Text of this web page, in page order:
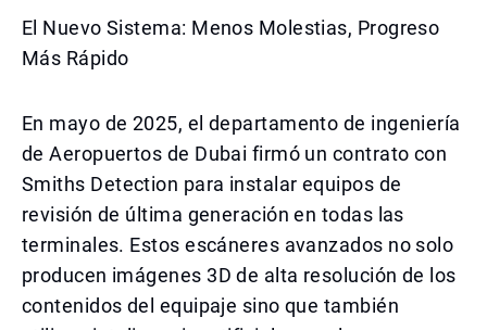
El Nuevo Sistema: Menos Molestias, Progreso
Más Rápido
En mayo de 2025, el departamento de ingeniería
de Aeropuertos de Dubai firmó un contrato con
Smiths Detection para instalar equipos de
revisión de última generación en todas las
terminales. Estos escáneres avanzados no solo
producen imágenes 3D de alta resolución de los
contenidos del equipaje sino que también